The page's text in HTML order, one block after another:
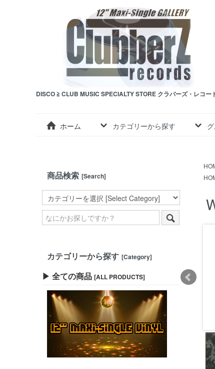
DISCO ≧ CLUB MUSIC SPECIALTY STORE クラバーズ・レコー
ホーム カテゴリーから探す
商品検索 [Search]
カテゴリーから探す [Category]
▶ 全ての商品 [ALL PRODUCTS]